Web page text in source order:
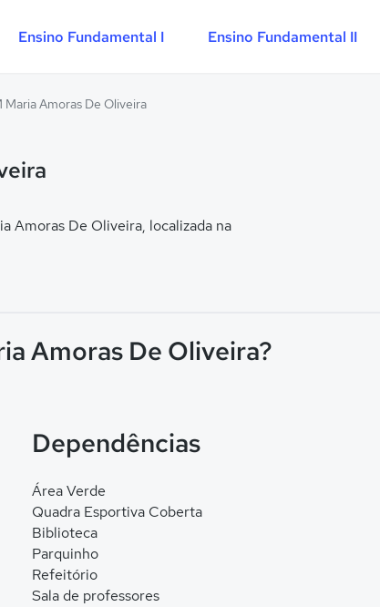
Ensino Fundamental I Ensino Fundamental II
Maria Amoras De Oliveira
Amoras De Oliveira, localizada na
Amoras De Oliveira?
Dependências
Área Verde
Quadra Esportiva Coberta
Biblioteca
Parquinho
Refeitório
Sala de professores